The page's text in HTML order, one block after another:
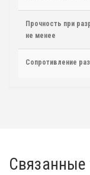
Прочность при
не менее
Сопротивление
Связанные